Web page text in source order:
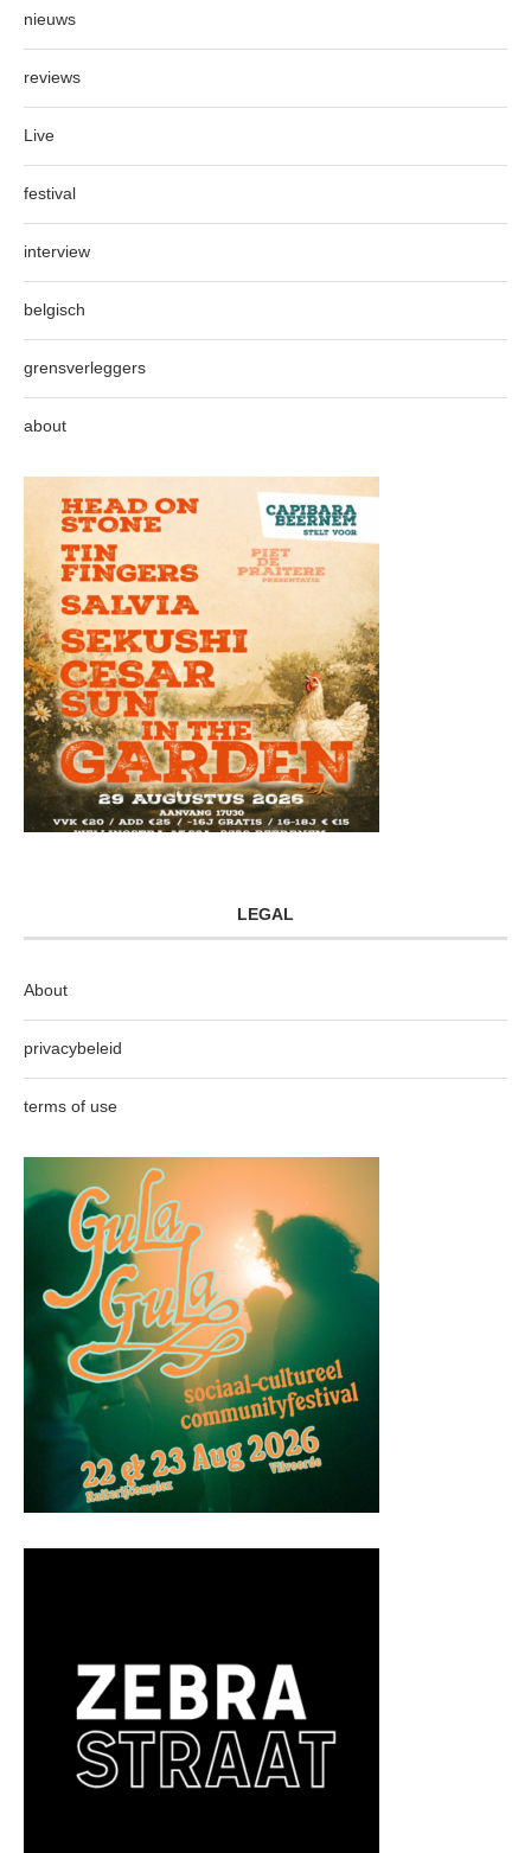
nieuws
reviews
Live
festival
interview
belgisch
grensverleggers
about
LEGAL
About
privacybeleid
terms of use